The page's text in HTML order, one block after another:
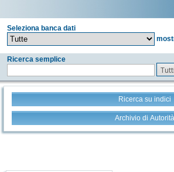
Seleziona banca dati
Ricerca semplice
Ricerca su indici
Archivio di Autorità